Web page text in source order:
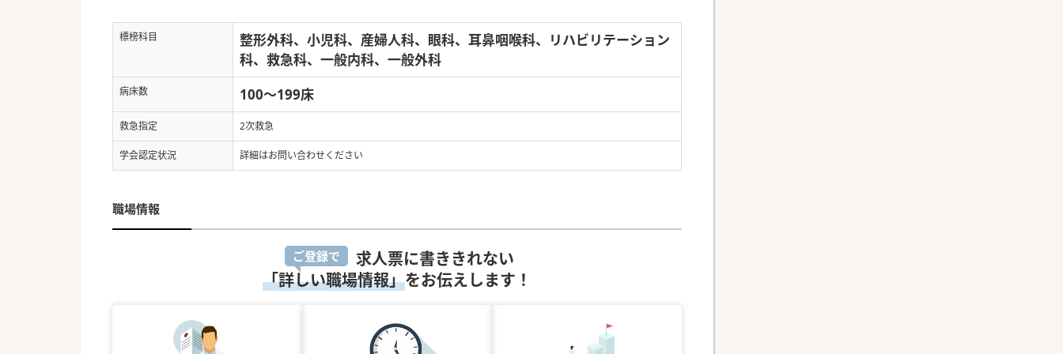
標榜科目
整形外科、小児科、産婦人科、眼科、耳鼻咽喉科、リハビリテーション
科、救急科、一般内科、一般外科
病床数 100～199床
救急指定 2次救急
学会認定状況 詳細はお問い合わせください
職場情報
ご登録で
求人票に書ききれない
「詳しい職場情報」をお伝えします！